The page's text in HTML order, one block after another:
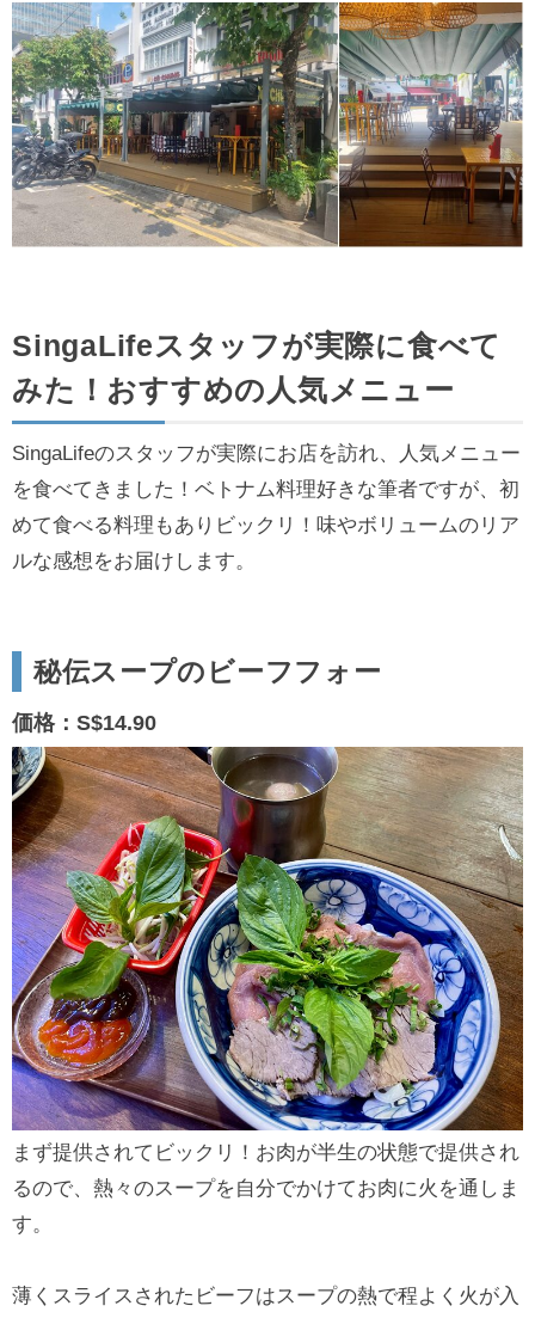
SingaLifeスタッフが実際に食べて
みた！おすすめの人気メニュー
SingaLifeのスタッフが実際にお店を訪れ、人気メニュー
を食べてきました！ベトナム料理好きな筆者ですが、初
めて食べる料理もありビックリ！味やボリュームのリア
ルな感想をお届けします。
秘伝スープのビーフフォー
価格：S$14.90
まず提供されてビックリ！お肉が半生の状態で提供され
るので、熱々のスープを自分でかけてお肉に火を通しま
す。
薄くスライスされたビーフはスープの熱で程よく火が入